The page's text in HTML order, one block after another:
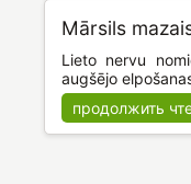
Mārsils
Lieto nervu
augšējo
продолжить